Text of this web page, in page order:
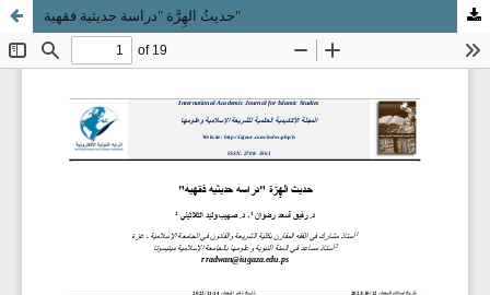
حديثُ الهِرَّة "دراسة حديثية فقهية"